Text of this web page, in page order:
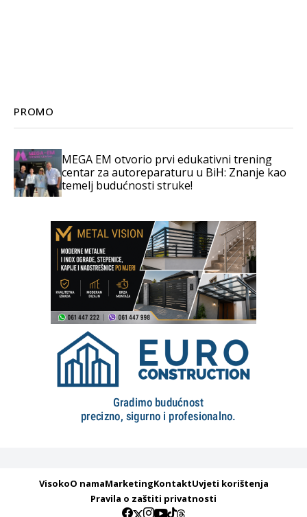
PROMO
MEGA EM otvorio prvi edukativni trening
centar za autoreparaturu u BiH: Znanje kao
temelj budućnosti struke!
VisokoO namaMarketingKontaktUvjeti korištenja
Pravila o zaštiti privatnosti